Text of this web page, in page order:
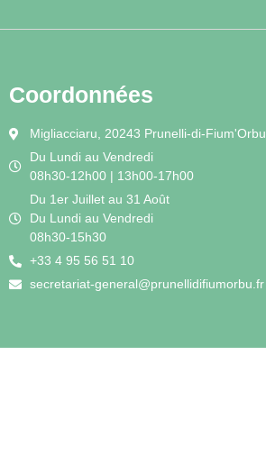
Coordonnées
Migliacciaru, 20243 Prunelli-di-Fium'Orbu
Du Lundi au Vendredi
08h30-12h00 | 13h00-17h00
Du 1er Juillet au 31 Août
Du Lundi au Vendredi
08h30-15h30
+33 4 95 56 51 10
secretariat-general@prunellidifiumorbu.fr